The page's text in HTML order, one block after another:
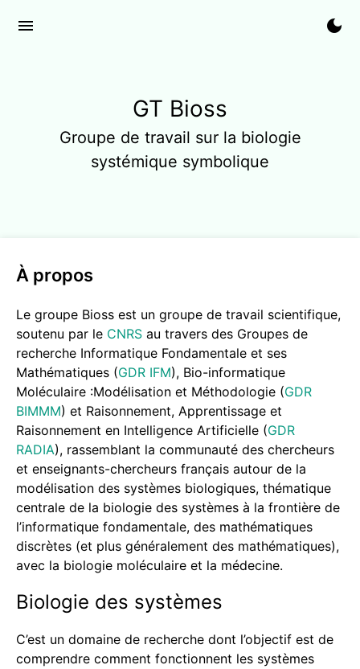
menu dark_mode
GT Bioss
Groupe de travail sur la biologie
systémique symbolique
À propos
Le groupe Bioss est un groupe de travail scientifique,
soutenu par le CNRS au travers des Groupes de
recherche Informatique Fondamentale et ses
Mathématiques (GDR IFM), Bio-informatique
Moléculaire :Modélisation et Méthodologie (GDR
BIMMM) et Raisonnement, Apprentissage et
Raisonnement en Intelligence Artificielle (GDR
RADIA), rassemblant la communauté des chercheurs
et enseignants-chercheurs français autour de la
modélisation des systèmes biologiques, thématique
centrale de la biologie des systèmes à la frontière de
l’informatique fondamentale, des mathématiques
discrètes (et plus généralement des mathématiques),
avec la biologie moléculaire et la médecine.
Biologie des systèmes
C’est un domaine de recherche dont l’objectif est de
comprendre comment fonctionnent les systèmes